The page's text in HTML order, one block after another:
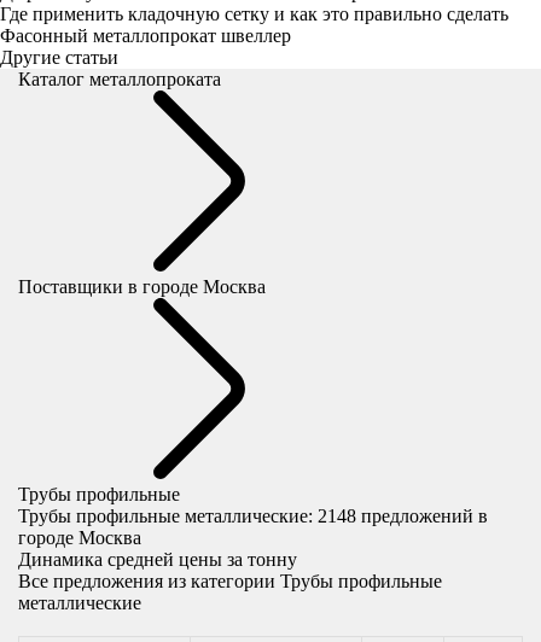
Где применить кладочную сетку и как это правильно сделать
Фасонный металлопрокат швеллер
Другие статьи
Каталог металлопроката
Поставщики в городе Москва
Трубы профильные
Трубы профильные металлические: 2148 предложений в
городе Москва
Динамика средней цены за тонну
Все предложения из категории Трубы профильные
металлические